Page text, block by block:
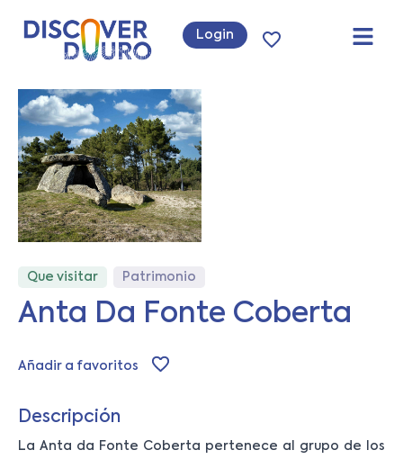
Login
Que visitar Patrimonio
Anta Da Fonte Coberta
Añadir a favoritos
Descripción
La Anta da Fonte Coberta pertenece al grupo de los